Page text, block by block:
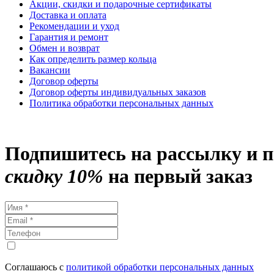
Акции, скидки и подарочные сертификаты
Доставка и оплата
Рекомендации и уход
Гарантия и ремонт
Обмен и возврат
Как определить размер кольца
Вакансии
Договор оферты
Договор оферты индивидуальных заказов
Политика обработки персональных данных
Подпишитесь на рассылку и
скидку 10% на первый заказ
Соглашаюсь с политикой обработки персональных данных